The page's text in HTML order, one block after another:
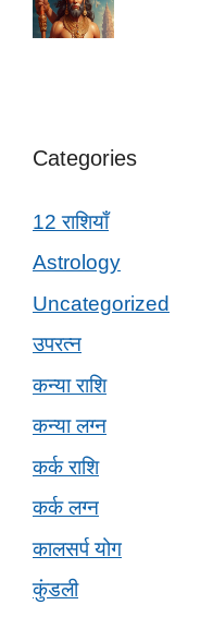
Categories
12 राशियाँ
Astrology
Uncategorized
उपरत्न
कन्या राशि
कन्या लग्न
कर्क राशि
कर्क लग्न
कालसर्प योग
कुंडली